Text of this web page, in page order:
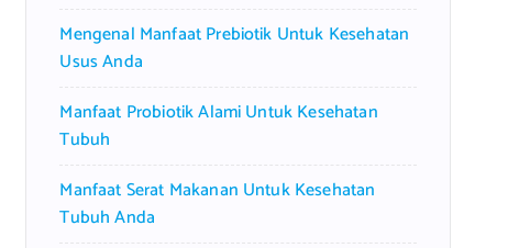
Mengenal Manfaat Prebiotik Untuk Kesehatan
Usus Anda
Manfaat Probiotik Alami Untuk Kesehatan
Tubuh
Manfaat Serat Makanan Untuk Kesehatan
Tubuh Anda